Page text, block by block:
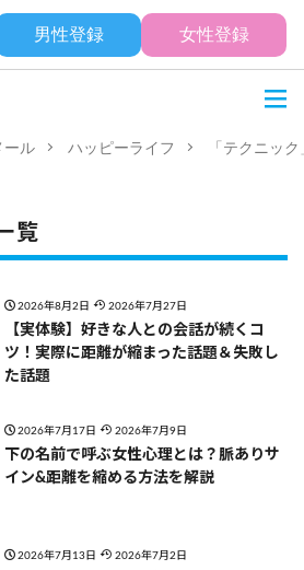
男性登録 女性登録
ール ハッピーライフ 「テクニッ
覧
2026年8月2日 2026年7月27日
【実体験】好きな人との会話が続くコ
ツ！実際に距離が縮まった話題＆失敗し
た話題
2026年7月17日 2026年7月9日
下の名前で呼ぶ女性心理とは？脈ありサ
イン&距離を縮める方法を解説
2026年7月13日 2026年7月2日